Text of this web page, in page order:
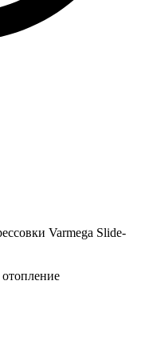
Varmega Slide-